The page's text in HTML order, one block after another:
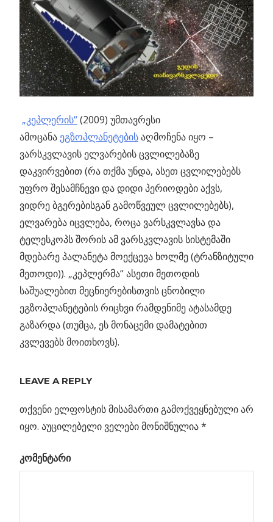
„კეპლერის“(2009) უმთავრესი
ამოცანა ეგზოპლანეტებისაღმოჩენა იყო –
ვარსკვლავის ელვარების ცვლილებაზე
დაკვირვებით (რა თქმა უნდა, ასეთ ცვლილებებს
უფრო შესამჩნევი და დიდი პერიოდები აქვს,
ვიდრე ბგერებისგან გამოწვეულ ცვლილებებს),
ელვარება იცვლება, როცა ვარსკვლავსა და
ტელესკოპს შორის ამ ვარსკვლავის სისტემაში
მდებარე პალანეტა მოექცევა ხოლმე (ტრანზიტული
მეთოდი)). „კეპლერმა“ ასეთი მეთოდის
საშუალებით მეცნიერებისთვის ცნობილი
ეგზოპლანეტების რიცხვი რამდენიმე ატასამდე
გაზარდა (თუმცა, ეს მონაცემი დამატებით
კვლევებს მოითხოვს).
პოსტის
Post:
შესაძლებელია
ახალი
გაჩნდა
LEAVE A REPLY
თქვენი ელფოსტის მისამართი გამოქვეყნებული არ
იყო. აუცილებელი ველები მონიშნულია*
კომენტარი